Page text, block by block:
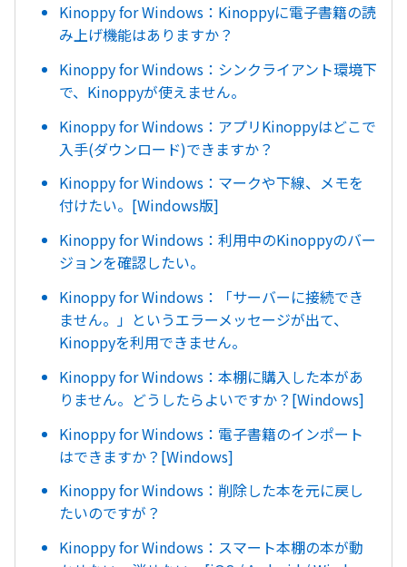
Kinoppy for Windows：Kinoppyに電子書籍の読
み上げ機能はありますか？
Kinoppy for Windows：シンクライアント環境下
で、Kinoppyが使えません。
Kinoppy for Windows：アプリKinoppyはどこで
入手(ダウンロード)できますか？
Kinoppy for Windows：マークや下線、メモを
付けたい。[Windows版]
Kinoppy for Windows：利用中のKinoppyのバー
ジョンを確認したい。
Kinoppy for Windows：「サーバーに接続でき
ません。」というエラーメッセージが出て、
Kinoppyを利用できません。
Kinoppy for Windows：本棚に購入した本があ
りません。どうしたらよいですか？[Windows]
Kinoppy for Windows：電子書籍のインポート
はできますか？[Windows]
Kinoppy for Windows：削除した本を元に戻し
たいのですが？
Kinoppy for Windows：スマート本棚の本が動